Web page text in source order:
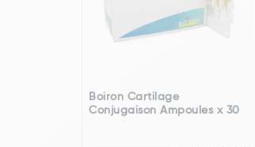
Boiron Cartilage
Conjugaison Ampoules x 30